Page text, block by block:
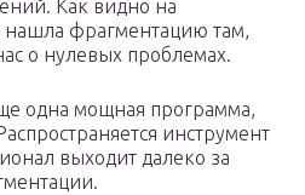
Как видно на
фрагментацию там,
о нулевых проблемах.
одна мощная программа,
инструмент
выходит далеко за